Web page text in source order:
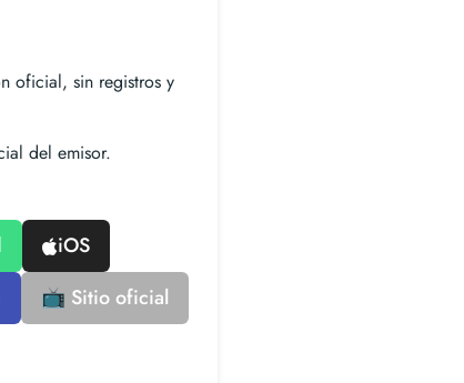
oficial, sin registros y
del emisor.
iOS
📺 Sitio oficial